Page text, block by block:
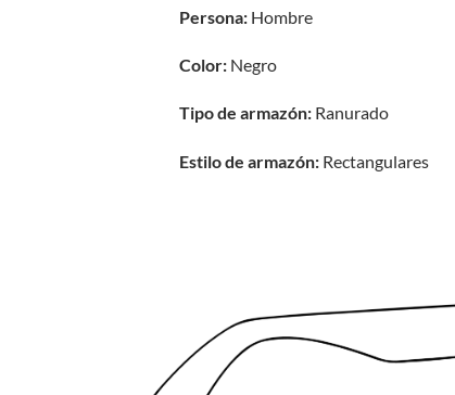
Persona: Hombre
Color: Negro
Tipo de armazón: Ranurado
Estilo de armazón: Rectangulares